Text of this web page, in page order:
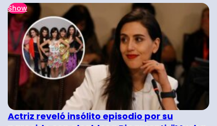
Show
Actriz reveló insólito episodio por su